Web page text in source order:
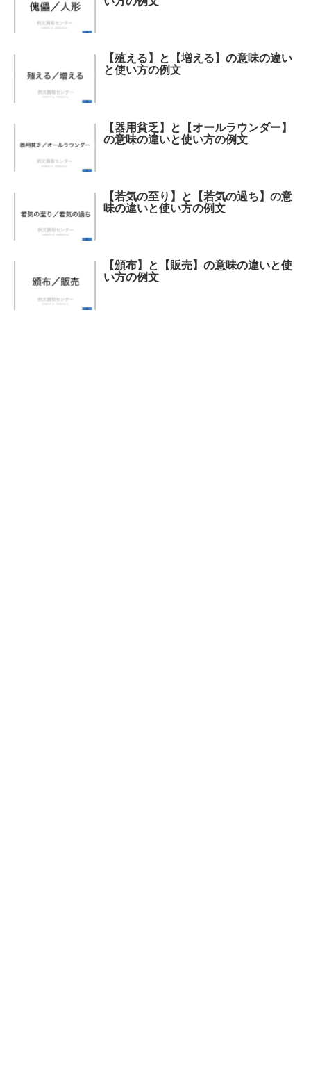
【殖える】と【増える】の意味の違い
と使い方の例文
【器用貧乏】と【オールラウンダー】
の意味の違いと使い方の例文
【若気の至り】と【若気の過ち】の意
味の違いと使い方の例文
【頒布】と【販売】の意味の違いと使
い方の例文